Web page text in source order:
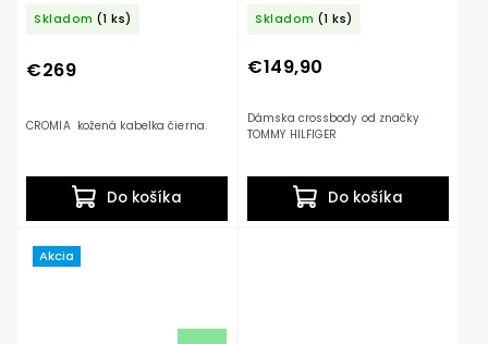
Skladom (1 ks)
€269
Do košíka
Skladom (1 ks)
€149,90
Do košíka
Dámska crossbody od značky
TOMMY HILFIGER
Akcia